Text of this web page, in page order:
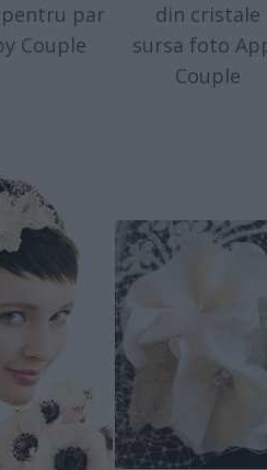
par
Couple
din cristale
sursa foto
Couple